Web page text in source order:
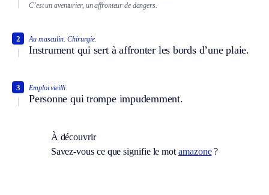
C’est un aventurier, un affronteur de dangers.
Au masculin. Chirurgie.
Instrument qui sert à affronter les bords d’une plaie.
2
Emploi vieilli.
Personne qui trompe impudemment.
3
À découvrir
Savez-vous ce que signifie le mot amazone?